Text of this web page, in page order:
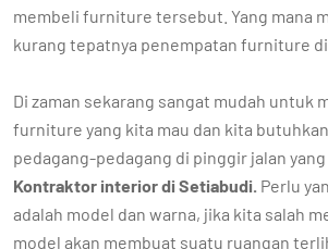
membeli furniture tersebut. Yang mana
kurang tepatnya penempatan furniture di
Di zaman sekarang sangat mudah untuk
furniture yang kita mau dan kita
pedagang-pedagang di pinggir jalan
Kontraktor interior di Setiabudi. Perlu
adalah model dan warna, jika kita salah
model akan membuat suatu ruangan